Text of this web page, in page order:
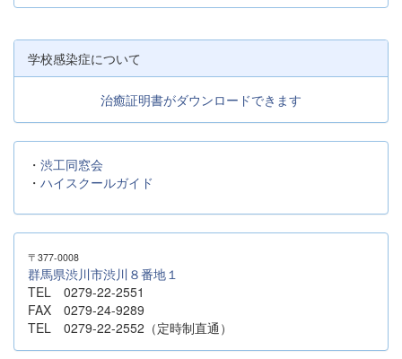
学校感染症について
治癒証明書がダウンロードできます
・ 渋工同窓会
・ ハイスクールガイド
〒377-0008
群馬県渋川市渋川８番地１
TEL 0279-22-2551
FAX 0279-24-9289
TEL 0279-22-2552（定時制直通）